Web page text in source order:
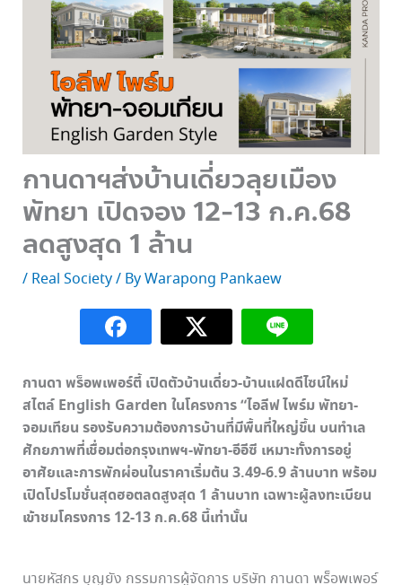
กานดาฯส่งบ้านเดี่ยวลุยเมือง
พัทยา เปิดจอง 12-13 ก.ค.68
ลดสูงสุด 1 ล้าน
/ Real Society/ ByWarapong Pankaew
กานดา พร็อพเพอร์ตี้ เปิดตัวบ้านเดี่ยว-บ้านแฝดดีไซน์ใหม่
สไตล์ English Garden ในโครงการ “ไอลีฟ ไพร์ม พัทยา-
จอมเทียน รองรับความต้องการบ้านที่มีพื้นที่ใหญ่ขึ้น บนทำเล
ศักยภาพที่เชื่อมต่อกรุงเทพฯ-พัทยา-อีอีซี เหมาะทั้งการอยู่
อาศัยและการพักผ่อนในราคาเริ่มต้น 3.49-6.9 ล้านบาท พร้อม
เปิดโปรโมชั่นสุดฮอตลดสูงสุด 1 ล้านบาท เฉพาะผู้ลงทะเบียน
เข้าชมโครงการ 12-13 ก.ค.68 นี้เท่านั้น
นายหัสกร บุญยัง กรรมการผู้จัดการ บริษัท กานดา พร็อพเพอร์